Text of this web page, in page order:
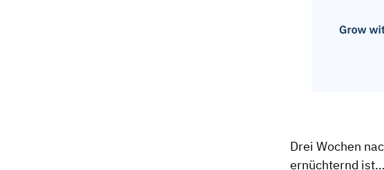
Drei Wochen
ernüchternd ist…